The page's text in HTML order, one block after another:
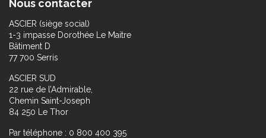
Nous contacter
ASCIER (siège social)
1-3 impasse Dorothée Le Maitre
Bâtiment D
77 700 Serris
ASCIER SUD
22 rue de l’Admirable,
Chemin Saint-Joseph
84 250 Le Thor
Par téléphone : 0 800 400 395